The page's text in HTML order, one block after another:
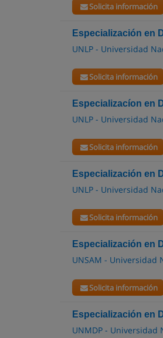
Solicita información
Especialización en
UNLP - Universidad
Solicita información
Especializacíon en
UNLP - Universidad
Solicita información
Especialización en
UNLP - Universidad
Solicita información
Especialización en
UNSAM - Universidad
Solicita información
Especialización en
UNMDP - Universidad